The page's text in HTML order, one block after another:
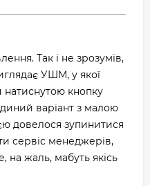
Так і не зрозумів,
УШМ, у якої
натиснутою кнопку
варіант з малою
довелося зупинитися
сервіс менеджерів,
на жаль, мабуть якісь